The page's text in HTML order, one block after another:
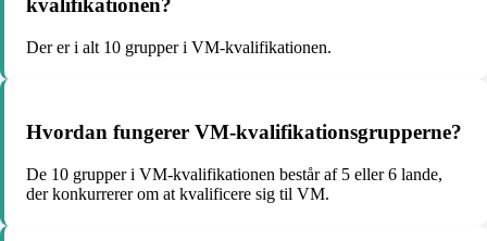
kvalifikationen?
Der er i alt 10 grupper i VM-kvalifikationen.
Hvordan fungerer VM-kvalifikationsgrupperne?
De 10 grupper i VM-kvalifikationen består af 5 eller 6 lande,
der konkurrerer om at kvalificere sig til VM.